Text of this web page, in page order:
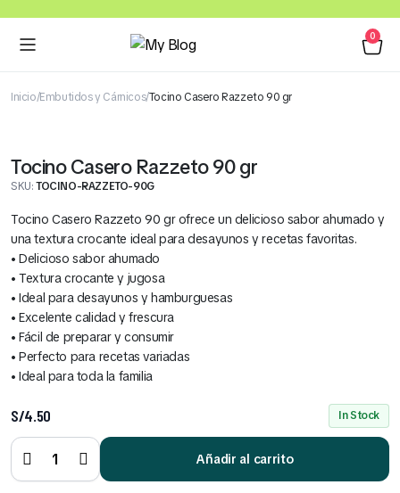
0
Inicio Embutidos y Cárnicos Tocino Casero Razzeto 90 gr
Tocino Casero Razzeto 90 gr
SKU:TOCINO-RAZZETO-90G
Tocino Casero Razzeto 90 gr ofrece un delicioso sabor ahumado y
una textura crocante ideal para desayunos y recetas favoritas.
• Delicioso sabor ahumado
• Textura crocante y jugosa
• Ideal para desayunos y hamburguesas
• Excelente calidad y frescura
• Fácil de preparar y consumir
• Perfecto para recetas variadas
• Ideal para toda la familia
S/4.50 In Stock
Tocino
Casero
Razzeto
90 gr
quantity
Añadir al carrito